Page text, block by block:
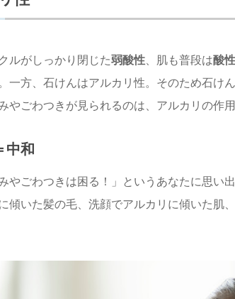
ルがしっかり閉じた弱酸性、肌も普段は酸性
一方、石けんはアルカリ性。そのため石け
やごわつきが見られるのは、アルカリの作
中和
やごわつきは困る！」というあなたに思い
傾いた髪の毛、洗顔でアルカリに傾いた肌